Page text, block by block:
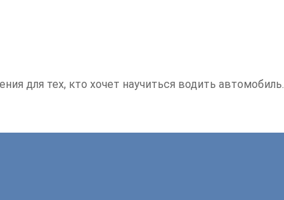
для тех, кто хочет научиться водить автомобиль.